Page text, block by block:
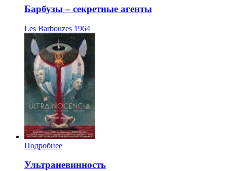
Барбузы – секретные агенты
Les Barbouzes 1964
Подробнее
Ультраневинность